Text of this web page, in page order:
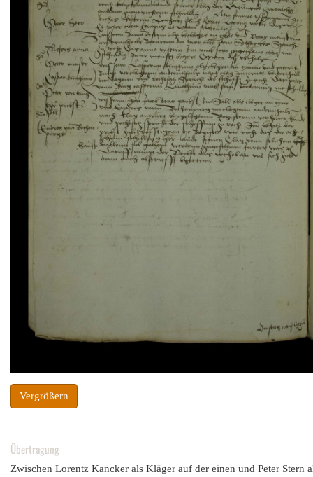
Vergrößern
Übertragung
Zwischen Lorentz Kancker als Kläger auf der einen und Peter